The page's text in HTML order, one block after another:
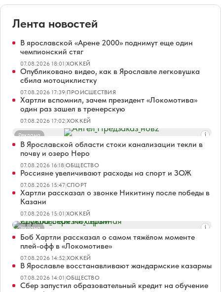
Лента новостей
В ярославской «Арене 2000» поднимут еще один
чемпионский стяг
07.08.2026 18:01|ХОККЕЙ
Опубликовано видео, как в Ярославле легковушка
сбила мотоциклистку
07.08.2026 17:39|ПРОИСШЕСТВИЯ
Хартли вспомнил, зачем президент «Локомотива»
один раз зашел в тренерскую
07.08.2026 17:02|ХОККЕЙ
Реклама
В Ярославской области стоки канализации текли в
почву и озеро Неро
07.08.2026 16:18|ОБЩЕСТВО
Россияне увеличивают расходы на спорт и ЗОЖ
07.08.2026 15:47|СПОРТ
Хартли рассказал о звонке Никитину после победы в
Казани
07.08.2026 15:01|ХОККЕЙ
Реклама
Боб Хартли рассказал о самом тяжёлом моменте
плей-офф в «Локомотиве»
07.08.2026 14:52|ХОККЕЙ
В Ярославле восстанавливают жандармские казармы
07.08.2026 14:01|ОБЩЕСТВО
Сбер запустил образовательный кредит на обучение